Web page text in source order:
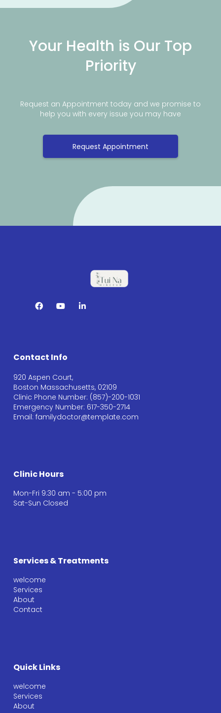
Your Health is Our Top
Priority
Request an Appointment today and we promise to
help you with every issue you may have
Request Appointment
Contact Info
920 Aspen Court,
Boston Massachusetts, 02109
Clinic Phone Number: (857)-200-1031
Emergency Number: 617-350-2714
Email: familydoctor@template.com
Clinic Hours
Mon-Fri 9:30 am - 5:00 pm
Sat-Sun Closed
Services & Treatments
welcome
Services
About
Contact
Quick Links
welcome
Services
About